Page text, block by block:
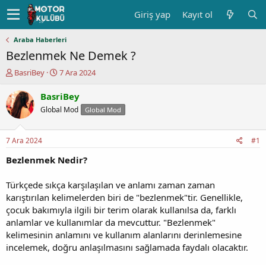
Giriş yap Kayıt ol
Araba Haberleri
Bezlenmek Ne Demek ?
K
n
u
y
b
a
ş
t
a
n
BasriBey
B
ş
a
ç
r
i
h
i
7 Ara 2024
BasriBey
Global Mod Global Mod
7 Ara 2024 #1
Bezlenmek Nedir?
Türkçede sıkça karşılaşılan ve anlamı zaman zaman
karıştırılan kelimelerden biri de "bezlenmek"tir. Genellikle,
çocuk bakımıyla ilgili bir terim olarak kullanılsa da, farklı
anlamlar ve kullanımlar da mevcuttur. "Bezlenmek"
kelimesinin anlamını ve kullanım alanlarını derinlemesine
incelemek, doğru anlaşılmasını sağlamada faydalı olacaktır.